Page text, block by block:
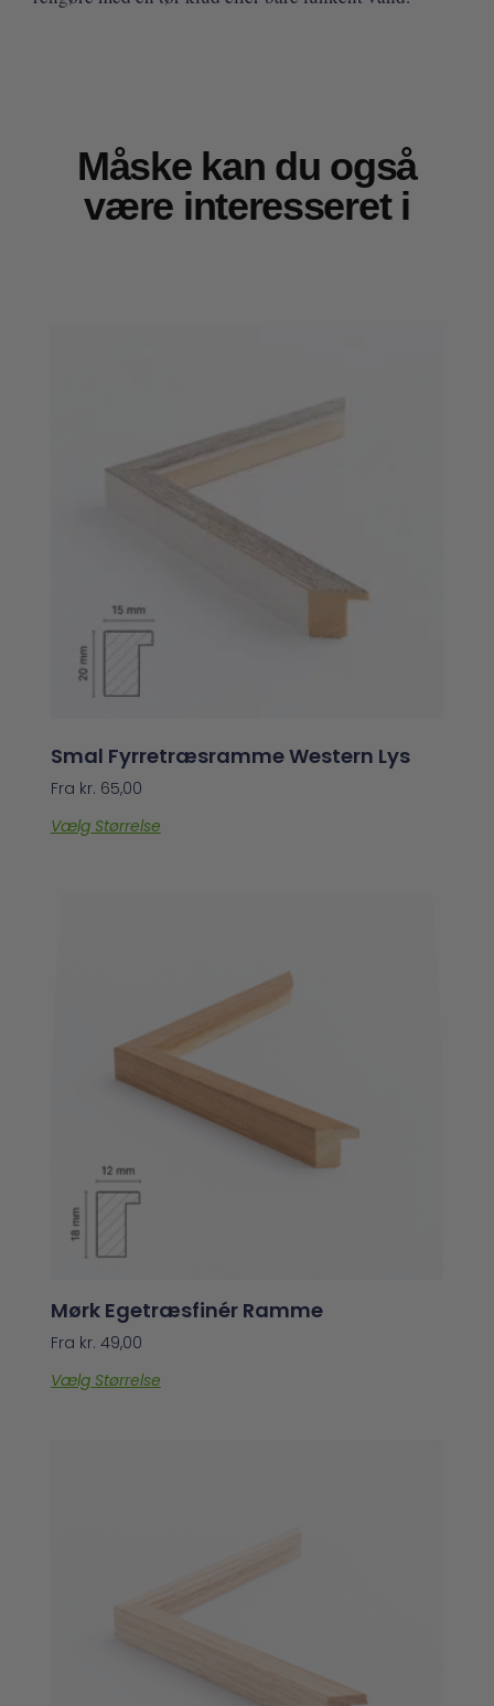
Måske kan du også
være interesseret i
Smal Fyrretræsramme Western Lys
Fra kr. 65,00
Vælg Størrelse
Mørk Egetræsfinér Ramme
Fra kr. 49,00
Vælg Størrelse